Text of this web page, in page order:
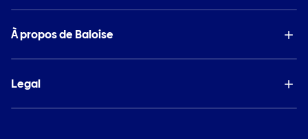
À propos de Baloise
Legal